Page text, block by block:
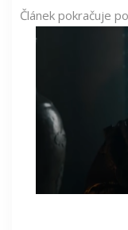
Článek pokračuje